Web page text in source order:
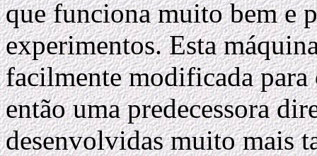
que funciona muito bem e
experimentos. Esta
facilmente modificada
então uma predecessora
desenvolvidas muito mais